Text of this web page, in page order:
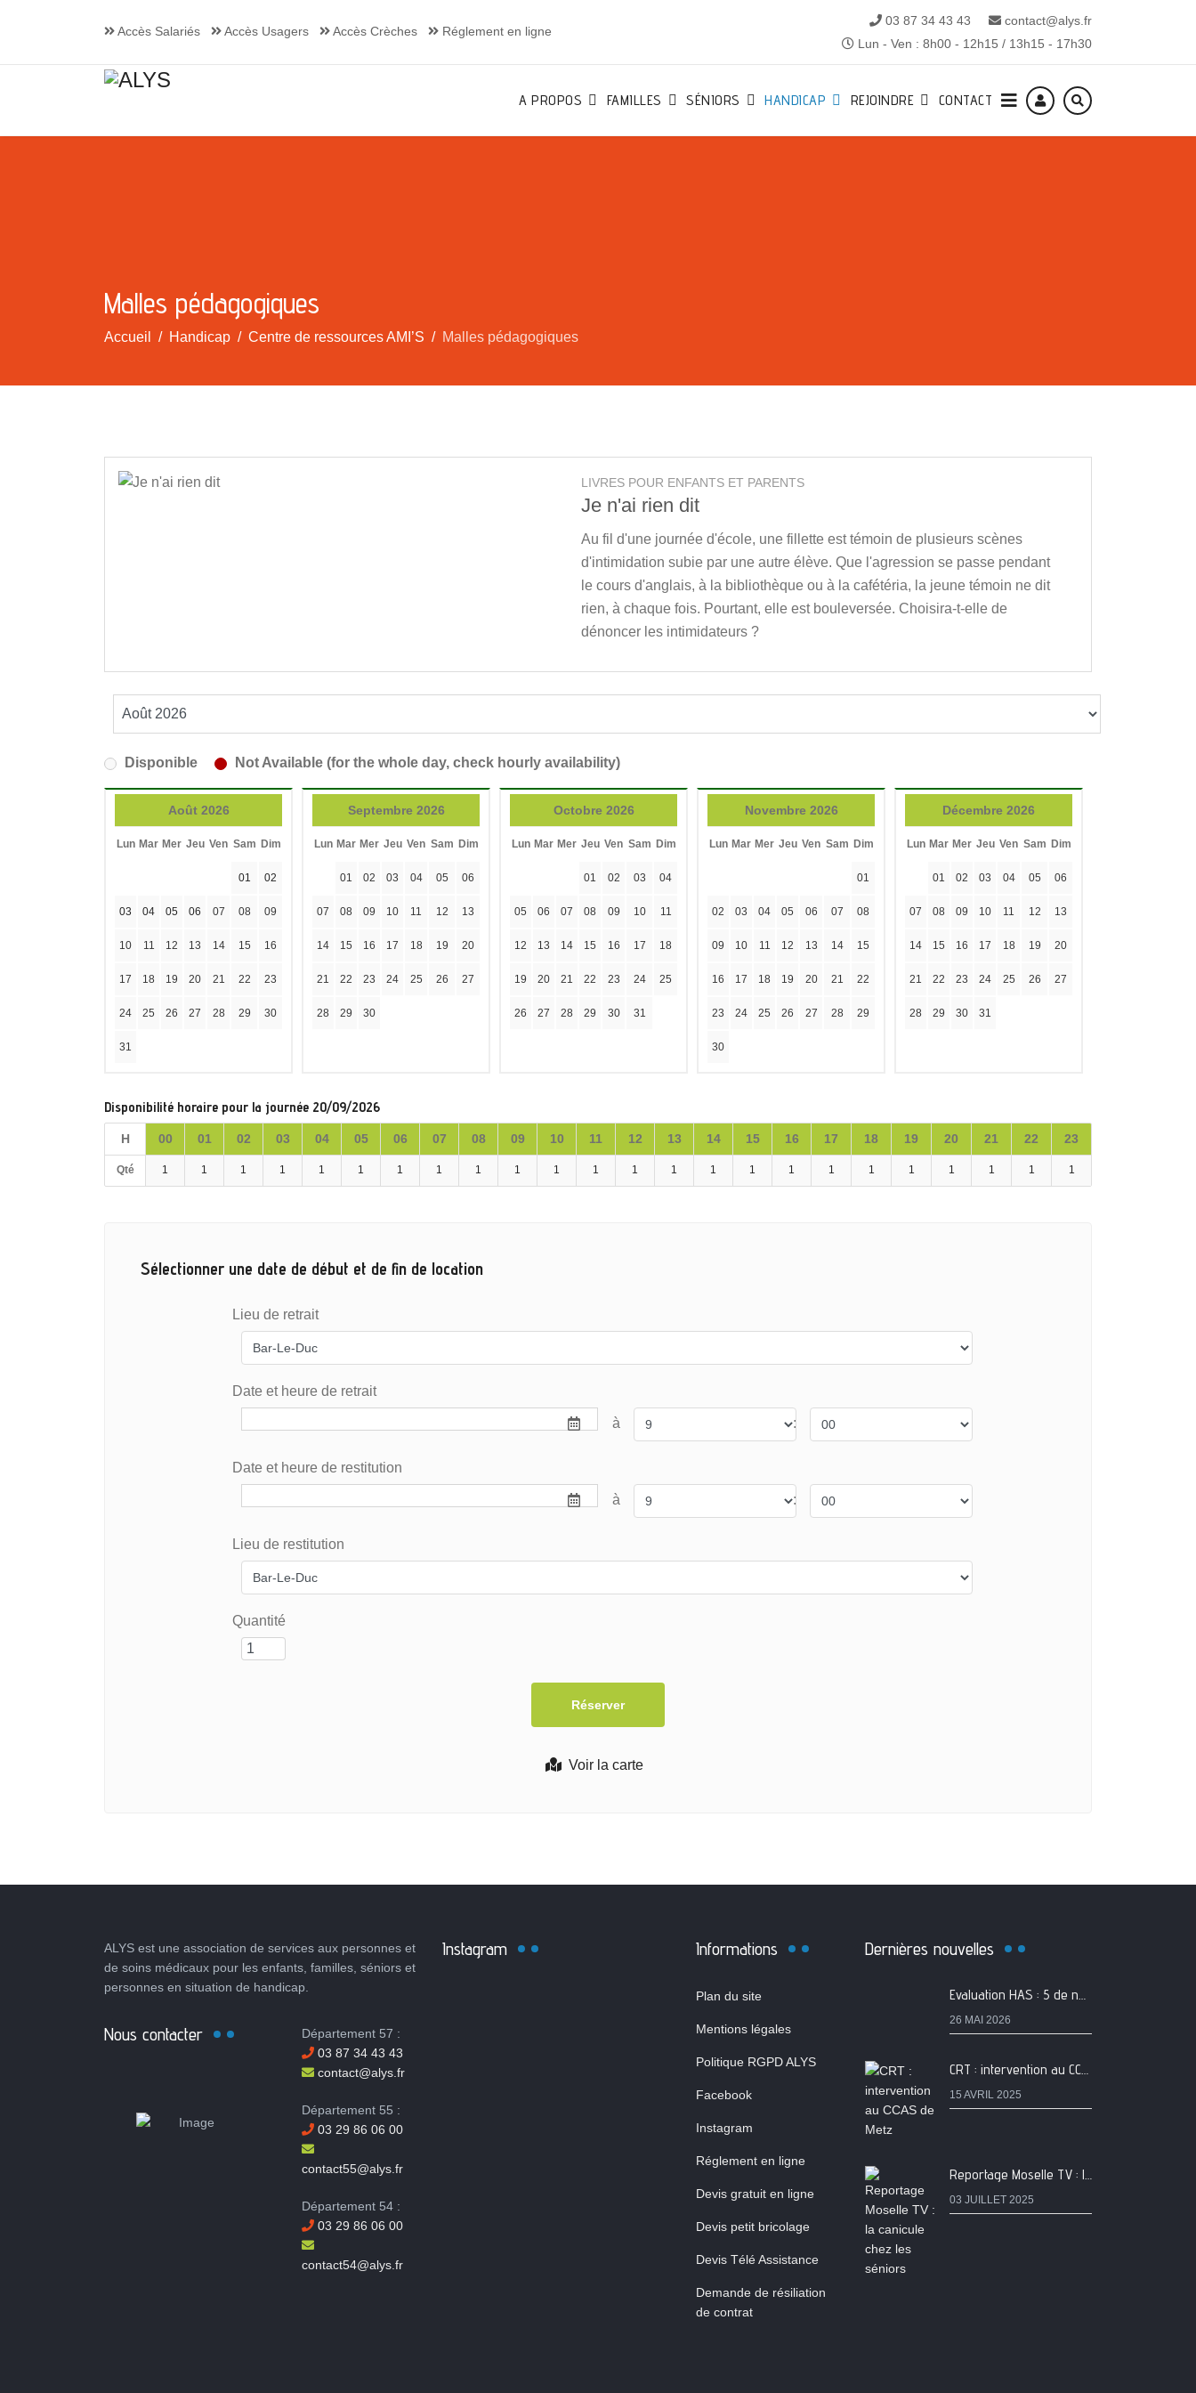
Accès Salariés Accès Usagers Accès Crèches Réglement en ligne
03 87 34 43 43
contact@alys.fr
Lun - Ven : 8h00 - 12h15 / 13h15 - 17h30
A PROPOS FAMILLES SÉNIORS HANDICAP REJOINDRE CONTACT
Malles pédagogiques
Accueil Handicap Centre de ressources AMI’S Malles pédagogiques
LIVRES POUR ENFANTS ET PARENTS
Je n'ai rien dit
Au fil d'une journée d'école, une fillette est témoin de plusieurs scènes
d'intimidation subie par une autre élève. Que l'agression se passe pendant
le cours d'anglais, à la bibliothèque ou à la cafétéria, la jeune témoin ne dit
rien, à chaque fois. Pourtant, elle est bouleversée. Choisira-t-elle de
dénoncer les intimidateurs ?
Disponible Not Available (for the whole day, check hourly availability)
Août 2026
Lun Mar Mer Jeu Ven Sam Dim
01 02
03 04 05 06 07 08 09
10 11 12 13 14 15 16
17 18 19 20 21 22 23
24 25 26 27 28 29 30
31
Septembre 2026
Lun Mar Mer Jeu Ven Sam Dim
01 02 03 04 05 06
07 08 09 10 11 12 13
14 15 16 17 18 19 20
21 22 23 24 25 26 27
28 29 30
Octobre 2026
Lun Mar Mer Jeu Ven Sam Dim
01 02 03 04
05 06 07 08 09 10 11
12 13 14 15 16 17 18
19 20 21 22 23 24 25
26 27 28 29 30 31
Novembre 2026
Lun Mar Mer Jeu Ven Sam Dim
01
02 03 04 05 06 07 08
09 10 11 12 13 14 15
16 17 18 19 20 21 22
23 24 25 26 27 28 29
30
Décembre 2026
Lun Mar Mer Jeu Ven Sam Dim
01 02 03 04 05 06
07 08 09 10 11 12 13
14 15 16 17 18 19 20
21 22 23 24 25 26 27
28 29 30 31
Disponibilité horaire pour la journée 20/09/2026
H 00 01 02 03 04 05 06 07 08 09 10 11 12 13 14 15 16 17 18 19 20 21 22 23
Qté 1 1 1 1 1 1 1 1 1 1 1 1 1 1 1 1 1 1 1 1 1 1 1 1
Sélectionner une date de début et de fin de location
Voir la carte
Lieu de retrait
Date et heure de retrait
à :
Date et heure de restitution
à :
Lieu de restitution
Quantité
ALYS est une association de services aux personnes et
de soins médicaux pour les enfants, familles, séniors et
personnes en situation de handicap.
Nous contacter
Département 57 :
03 87 34 43 43
contact@alys.fr
Département 55 :
03 29 86 06 00
contact55@alys.fr
Département 54 :
03 29 86 06 00
contact54@alys.fr
Instagram Informations
Plan du site
Mentions légales
Politique RGPD ALYS
Facebook
Instagram
Réglement en ligne
Devis gratuit en ligne
Devis petit bricolage
Devis Télé Assistance
Demande de résiliation
de contrat
Dernières nouvelles
Evaluation HAS : 5 de nos services classés A
26 MAI 2026
CRT : intervention au CCAS de Metz
15 AVRIL 2025
Reportage Moselle TV : la canicule chez les séniors
03 JUILLET 2025